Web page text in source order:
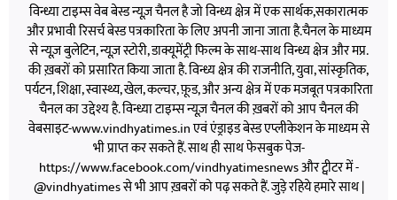
विन्ध्या टाइम्स वेब बेस्ड न्यूज़ चैनल है जो विन्ध्य क्षेत्र में एक सार्थक,सकारात्मक
और प्रभावी रिसर्च बेस्ड पत्रकारिता के लिए अपनी जाना जाता है.चैनल के माध्यम
से न्यूज़ बुलेटिन, न्यूज़ स्टोरी, डाक्यूमेंट्री फिल्म के साथ-साथ विन्ध्य क्षेत्र और मप्र.
की ख़बरों को प्रसारित किया जाता है. विन्ध्य क्षेत्र की राजनीति, युवा, सांस्कृतिक,
पर्यटन, शिक्षा, स्वास्थ्य, खेल, कल्चर, फ़ूड, और अन्य क्षेत्र में एक मजबूत पत्रकारिता
चैनल का उद्देश्य है. विन्ध्या टाइम्स न्यूज़ चैनल की ख़बरों को आप चैनल की
वेबसाइट-www.vindhyatimes.in एवं एंड्राइड बेस्ड एप्लीकेशन के माध्यम से
भी प्राप्त कर सकते हैं. साथ ही साथ फेसबुक पेज-
https://www.facebook.com/vindhyatimesnews और ट्वीटर में -
@vindhyatimes से भी आप ख़बरों को पढ़ सकते हैं. जुड़े रहिये हमारे साथ |